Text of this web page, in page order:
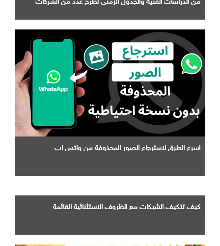
اسرع الطرق لاسترجاع الصور المحذوفة من واتس اب
كيف تتكيف الشبكات مع الظروف الاستثنائية القائمة